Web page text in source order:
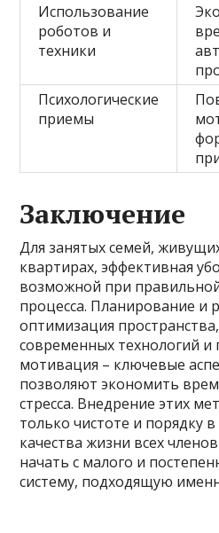
Использование
роботов и
техники
Психологические
приемы
Заключение
Для занятых семей,
квартирах, эффективная
возможной при
процесса. Планирование и
оптимизация
современных технологий и
мотивация – ключевые
позволяют экономить
стресса. Внедрение этих
только чистоте и порядку
качества жизни всех
начать с малого и
систему, подходящую